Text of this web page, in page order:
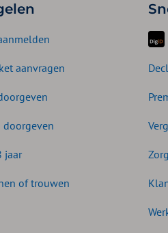
aanvragen
doorgeven
jaar
of trouwen